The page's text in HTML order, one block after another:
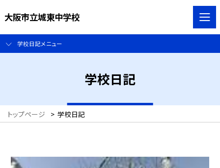
大阪市立城東中学校
学校日記メニュー
学校日記
トップページ > 学校日記